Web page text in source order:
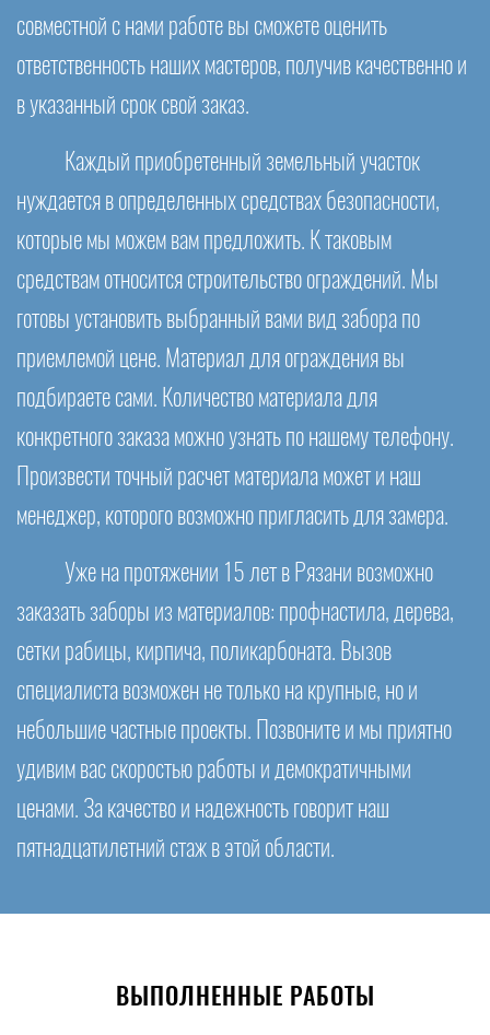
совместной с нами работе вы сможете оценить
ответственность наших мастеров, получив качественно и
в указанный срок свой заказ.
Каждый приобретенный земельный участок
нуждается в определенных средствах безопасности,
которые мы можем вам предложить. К таковым
средствам относится строительство ограждений. Мы
готовы установить выбранный вами вид забора по
приемлемой цене. Материал для ограждения вы
подбираете сами. Количество материала для
конкретного заказа можно узнать по нашему телефону.
Произвести точный расчет материала может и наш
менеджер, которого возможно пригласить для замера.
Уже на протяжении 15 лет в Рязани возможно
заказать заборы из материалов: профнастила, дерева,
сетки рабицы, кирпича, поликарбоната. Вызов
специалиста возможен не только на крупные, но и
небольшие частные проекты. Позвоните и мы приятно
удивим вас скоростью работы и демократичными
ценами. За качество и надежность говорит наш
пятнадцатилетний стаж в этой области.
ВЫПОЛНЕННЫЕ РАБОТЫ